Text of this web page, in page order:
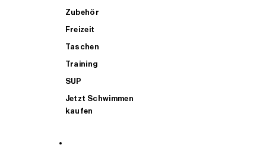
Zubehör
Freizeit
Taschen
Training
SUP
Jetzt Schwimmen
kaufen